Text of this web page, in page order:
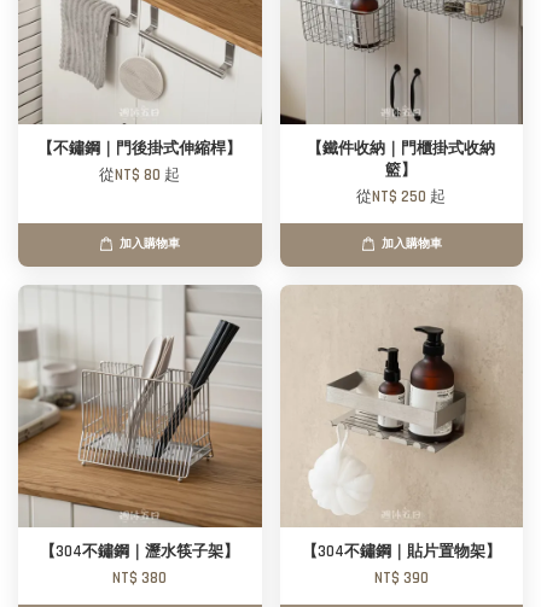
【不鏽鋼｜門後掛式伸縮桿】
從NT$ 80 起
加入購物車
【鐵件收納｜門櫃掛式收納
籃】
從NT$ 250 起
加入購物車
【304不鏽鋼｜瀝水筷子架】
NT$ 380
【304不鏽鋼｜貼片置物架】
NT$ 390